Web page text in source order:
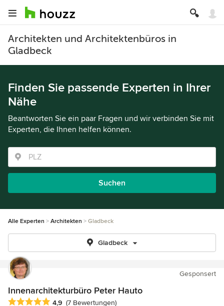
Architekten und Architektenbüros in
Gladbeck
Finden Sie passende Experten in Ihrer
Nähe
Beantworten Sie ein paar Fragen und wir verbinden Sie mit
Experten, die Ihnen helfen können.
Suchen
Alle Experten Architekten Gladbeck
Gladbeck
Gesponsert
Innenarchitekturbüro Peter Hauto
Durchschnittliche Bewertung: 4.9 von 5 Sternen
4,9 (7 Bewertungen)